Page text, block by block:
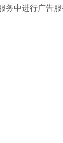
中进行广告